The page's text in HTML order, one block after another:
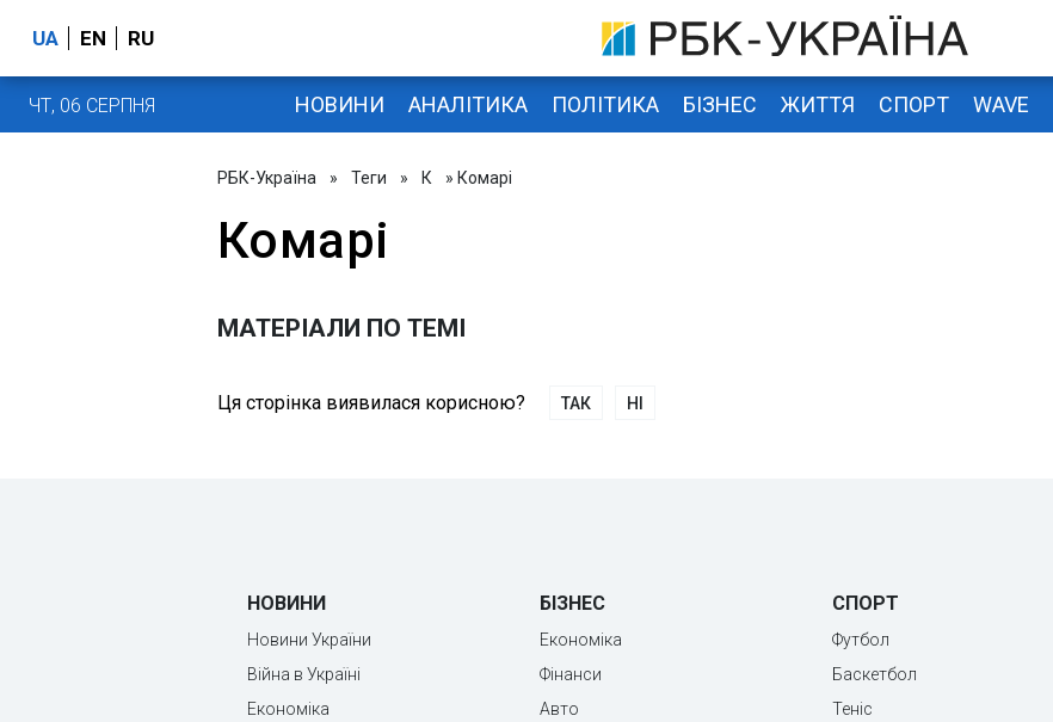
UA EN RU
ЧТ, 06 СЕРПНЯ НОВИНИ АНАЛІТИКА ПОЛІТИКА БІЗНЕС ЖИТТЯ СПОРТ WAVE
РБК-Україна » Теги » К » Комарі
Комарі
МАТЕРІАЛИ ПО ТЕМІ
Ця сторінка виявилася корисною? ТАК НІ
НОВИНИ
Новини України
Війна в Україні
Економіка
БІЗНЕС
Економіка
Фінанси
Авто
СПОРТ
Футбол
Баскетбол
Теніс